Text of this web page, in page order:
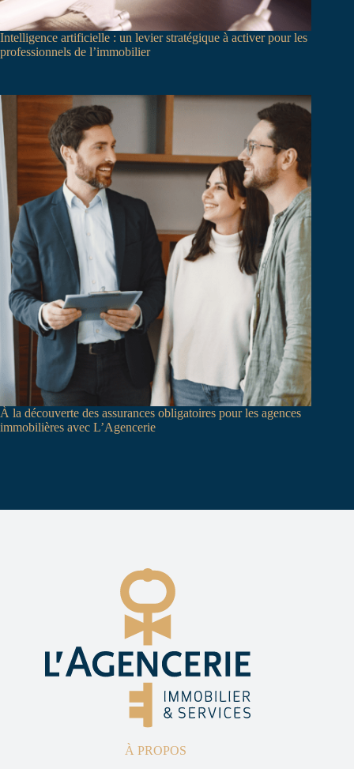
Intelligence artificielle : un levier stratégique à activer pour les
professionnels de l’immobilier
À la découverte des assurances obligatoires pour les agences
immobilières avec L’Agencerie
À PROPOS